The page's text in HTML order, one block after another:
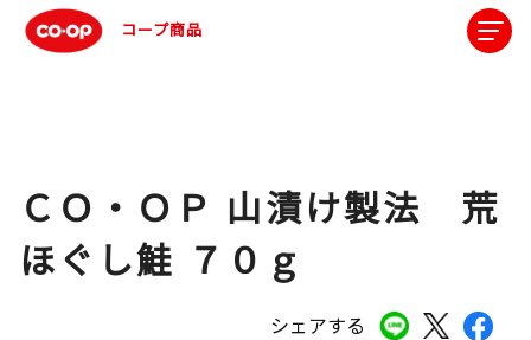
コープ商品
シェアする
ＣＯ・ＯＰ 山漬け製法 荒
ほぐし鮭 ７０ｇ